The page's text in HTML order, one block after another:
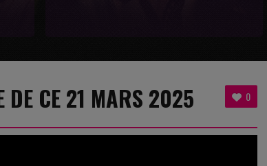
0
DE CE 21 MARS 2025